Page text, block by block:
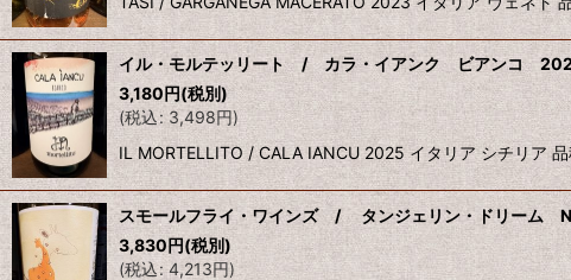
イル・モルテッリート / カラ・イアンク ビアンコ
3,180 円(税別)
(税込: 3,498円)
IL MORTELLITO / CALA IANCU 2025 イタリア シチリア
スモールフライ・ワインズ / タンジェリン・ドリーム
3,830円(税別)
(税込: 4,213円)